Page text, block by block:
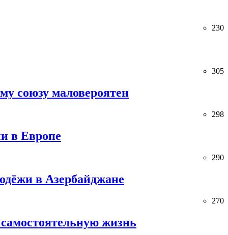
230
305
союзу маловероятен
298
в Европе
290
в Азербайджане
270
жизнь